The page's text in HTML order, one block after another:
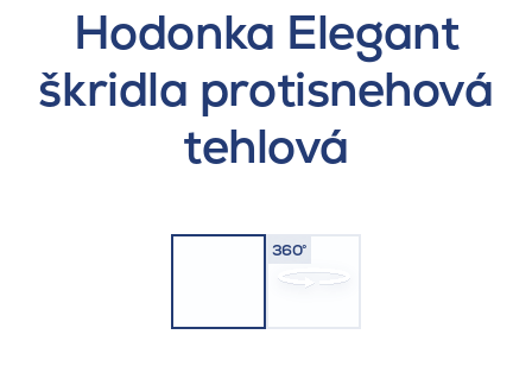
Hodonka Elegant
škridla protisnehová
tehlová
360°